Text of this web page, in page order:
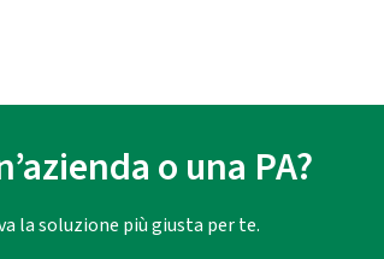
o una PA?
la soluzione più giusta per te.